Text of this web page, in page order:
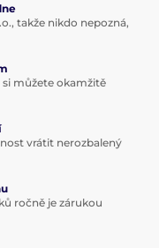
takže nikdo nepozná,
si můžete okamžitě
vrátit nerozbalený
ročně je zárukou